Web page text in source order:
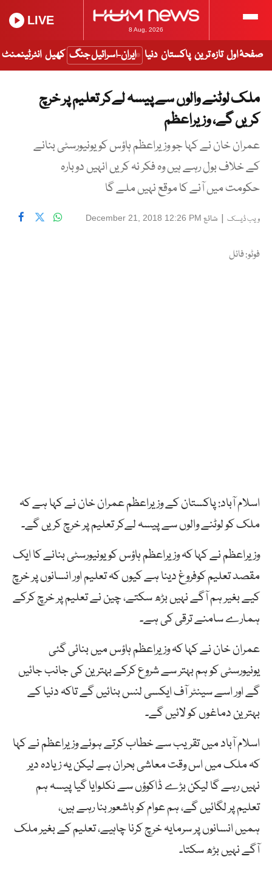
8 Aug, 2026
LIVE
صفحۂ اول تازہ ترین پاکستان دنیا ایران-اسرائیل جنگ کھیل انٹرٹینمنٹ
ملک لوٹنے والوں سے پیسہ لےکر تعلیم پر خرچ
کریں گے، وزیراعظم
عمران خان نے کہا جو وزیراعظم ہاؤس کو یونیورسٹی بنانے
کے خلاف بول رہے ہیں وہ فکر نہ کریں انہیں دوبارہ
حکومت میں آنے کا موقع نہیں ملے گا
ویب ڈیسک | شائع December 21, 2018 12:26 PM
فوٹو: فائل
اسلام آباد: پاکستان کے وزیراعظم عمران خان نے کہا ہے کہ
ملک کو لوٹنے والوں سے پیسہ لےکر تعلیم پر خرچ کریں گے۔
وزیراعظم نے کہا کہ وزیراعظم ہاؤس کو یونیورسٹی بنانے کا ایک
مقصد تعلیم کوفروغ دینا ہے کیوں کہ تعلیم اور انسانوں پر خرچ
کیے بغیر ہم آگے نہیں بڑھ سکتے، چین نے تعلیم پر خرچ کرکے
ہمارے سامنے ترقی کی ہے۔
عمران خان نے کہا کہ وزیراعظم ہاؤس میں بنائی گئی
یونیورسٹی کو ہم بہتر سے شروع کرکے بہترین کی جانب جائیں
گے اور اسے سینٹر آف ایکسی لنس بنائیں گے تاکہ دنیا کے
بہترین دماغوں کو لائیں گے۔
اسلام آباد میں تقریب سے خطاب کرتے ہوئے وزیراعظم نے کہا
کہ ملک میں اس وقت معاشی بحران ہے لیکن یہ زیادہ دیر
نہیں رہے گا لیکن بڑے ڈاکوؤں سے نکلوایا گیا پیسہ ہم
تعلیم پر لگائیں گے، ہم عوام کو باشعور بنا رہے ہیں،
ہمیں انسانوں پر سرمایہ خرچ کرنا چاہیے، تعلیم کے بغیر ملک
آگے نہیں بڑھ سکتا۔